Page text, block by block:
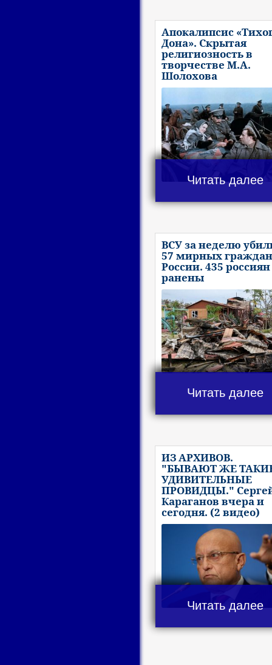
Апокалипсис
Дона». Скрытая
религиозность в
творчестве М.А.
Шолохова
Читать далее
ВСУ за неделю
57 мирных граждан
России. 435 россиян
ранены
Читать далее
ИЗ АРХИВОВ.
"БЫВАЮТ ЖЕ
УДИВИТЕЛЬНЫЕ
ПРОВИДЦЫ."
Караганов вчера и
сегодня. (2 видео)
Читать далее